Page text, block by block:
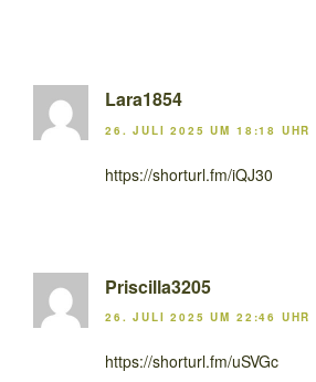
Lara1854
26. JULI 2025 UM 18:18 UHR
https://shorturl.fm/iQJ30
Priscilla3205
26. JULI 2025 UM 22:46 UHR
https://shorturl.fm/uSVGc